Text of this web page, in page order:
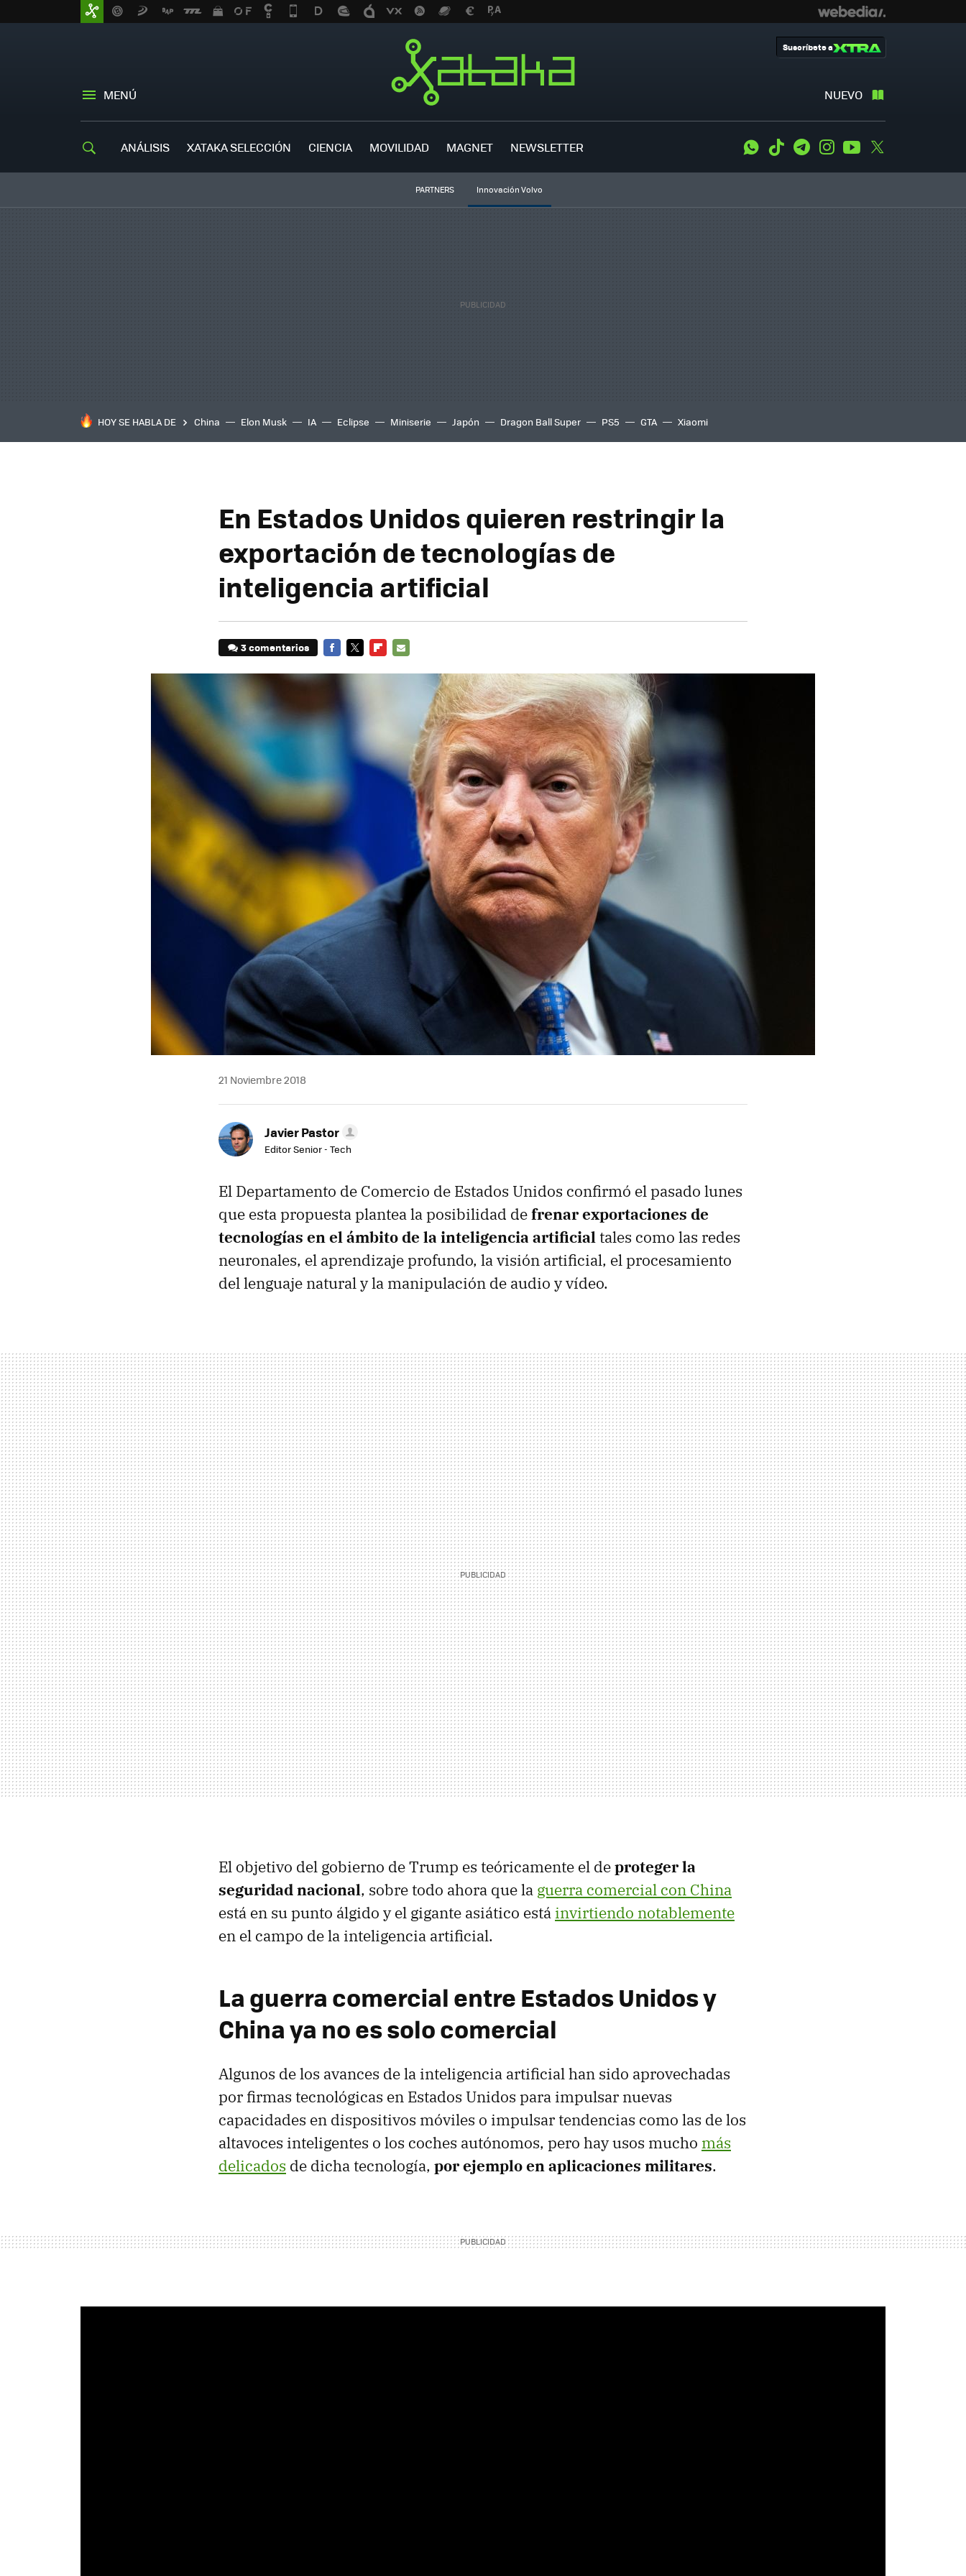
MENÚ NUEVO
Suscríbete a
ANÁLISIS XATAKA SELECCIÓN CIENCIA MOVILIDAD MAGNET NEWSLETTER WhatsApp
Tiktok TelegramInstagramYoutube
PARTNERS Innovación Volvo
HOY SE HABLA DE China Elon Musk IA Eclipse Miniserie Japón Dragon Ball Super PS5 GTA Xiaomi
En Estados Unidos quieren restringir la
exportación de tecnologías de
inteligencia artificial
3 comentarios
21 Noviembre 2018
Javier Pastor
Editor Senior - Tech
El Departamento de Comercio de Estados Unidos confirmó el pasado lunes
que esta propuesta plantea la posibilidad defrenar exportaciones de
tecnologías en el ámbito de la inteligencia artificial tales como las redes
neuronales, el aprendizaje profundo, la visión artificial, el procesamiento
del lenguaje natural y la manipulación de audio y vídeo.
El objetivo del gobierno de Trump es teóricamente el deproteger la
seguridad nacional, sobre todo ahora que la guerra comercial con China
está en su punto álgido y el gigante asiático está invirtiendo notablemente
en el campo de la inteligencia artificial.
La guerra comercial entre Estados Unidos y
China ya no es solo comercial
Algunos de los avances de la inteligencia artificial han sido aprovechadas
por firmas tecnológicas en Estados Unidos para impulsar nuevas
capacidades en dispositivos móviles o impulsar tendencias como las de los
altavoces inteligentes o los coches autónomos, pero hay usos mucho más
delicados de dicha tecnología, por ejemplo en aplicaciones militares.